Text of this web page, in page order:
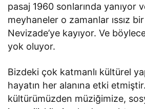
pasaj 1960 sonlarında yanıyor
meyhaneler o zamanlar ıssız
Nevizade’ye kayıyor. Ve
yok oluyor.
Bizdeki çok katmanlı kültürel
hayatın her alanına etki
kültürümüzden müziğimize,